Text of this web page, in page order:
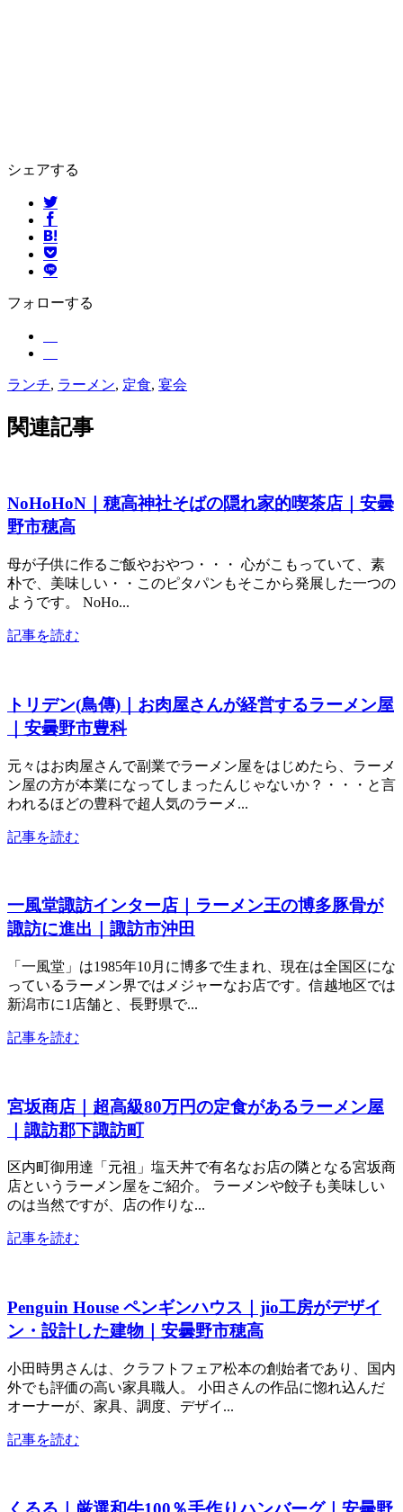
シェアする
フォローする
ランチ, ラーメン, 定食, 宴会
関連記事
NoHoHoN｜穂高神社そばの隠れ家的喫茶店｜安曇
野市穂高
母が子供に作るご飯やおやつ・・・ 心がこもっていて、素
朴で、美味しい・・このピタパンもそこから発展した一つの
ようです。 NoHo...
記事を読む
トリデン(鳥傳)｜お肉屋さんが経営するラーメン屋
｜安曇野市豊科
元々はお肉屋さんで副業でラーメン屋をはじめたら、ラーメ
ン屋の方が本業になってしまったんじゃないか？・・・と言
われるほどの豊科で超人気のラーメ...
記事を読む
一風堂諏訪インター店｜ラーメン王の博多豚骨が
諏訪に進出｜諏訪市沖田
「一風堂」は1985年10月に博多で生まれ、現在は全国区にな
っているラーメン界ではメジャーなお店です。信越地区では
新潟市に1店舗と、長野県で...
記事を読む
宮坂商店｜超高級80万円の定食があるラーメン屋
｜諏訪郡下諏訪町
区内町御用達「元祖」塩天丼で有名なお店の隣となる宮坂商
店というラーメン屋をご紹介。 ラーメンや餃子も美味しい
のは当然ですが、店の作りな...
記事を読む
Penguin House ペンギンハウス｜jio工房がデザイ
ン・設計した建物｜安曇野市穂高
小田時男さんは、クラフトフェア松本の創始者であり、国内
外でも評価の高い家具職人。 小田さんの作品に惚れ込んだ
オーナーが、家具、調度、デザイ...
記事を読む